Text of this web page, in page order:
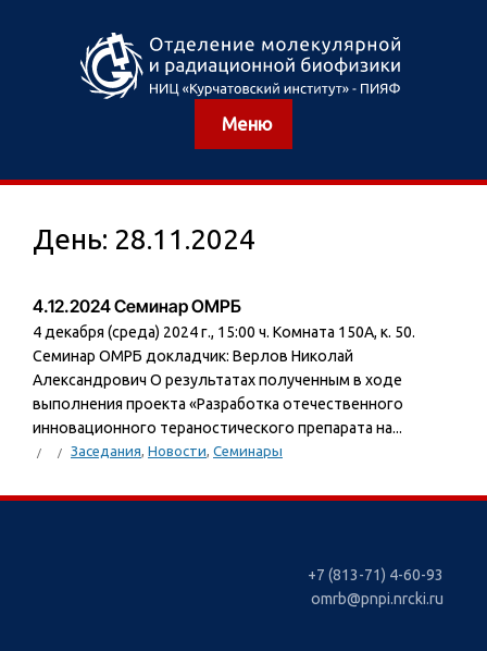
Меню
День: 28.11.2024
4.12.2024 Семинар ОМРБ
4 декабря (среда) 2024 г., 15:00 ч. Комната 150А, к. 50.
Семинар ОМРБ докладчик: Верлов Николай
Александрович О результатах полученным в ходе
выполнения проекта «Разработка отечественного
инновационного тераностического препарата на...
Заседания, Новости, Семинары
+7 (813-71) 4-60-93
omrb@pnpi.nrcki.ru